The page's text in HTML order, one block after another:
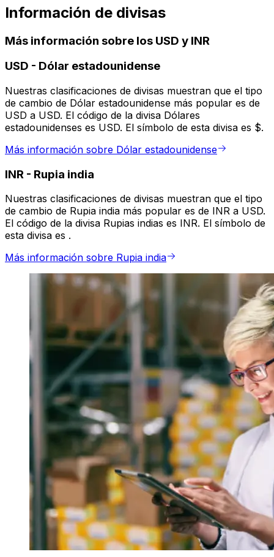
Información de divisas
Más información sobre los USD y INR
USD - Dólar estadounidense
Nuestras clasificaciones de divisas muestran que el tipo
de cambio de Dólar estadounidense más popular es de
USD a USD. El código de la divisa Dólares
estadounidenses es USD. El símbolo de esta divisa es $.
Más información sobre Dólar estadounidense
INR - Rupia india
Nuestras clasificaciones de divisas muestran que el tipo
de cambio de Rupia india más popular es de INR a USD.
El código de la divisa Rupias indias es INR. El símbolo de
esta divisa es ₹.
Más información sobre Rupia india